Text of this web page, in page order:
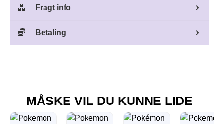
Fragt info
Betaling
MÅSKE VIL DU KUNNE LIDE